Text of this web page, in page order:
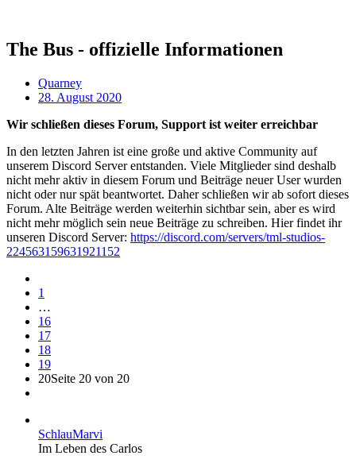
The Bus - offizielle Informationen
Quarney
28. August 2020
Wir schließen dieses Forum, Support ist weiter erreichbar
In den letzten Jahren ist eine große und aktive Community auf
unserem Discord Server entstanden. Viele Mitglieder sind deshalb
nicht mehr aktiv in diesem Forum und Beiträge neuer User wurden
nicht oder nur spät beantwortet. Daher schließen wir ab sofort dieses
Forum. Alte Beiträge werden weiterhin sichtbar sein, aber es wird
nicht mehr möglich sein neue Beiträge zu schreiben. Hier findet ihr
unseren Discord Server: https://discord.com/servers/tml-studios-
224563159631921152
1
…
16
17
18
19
20Seite 20 von 20
SchlauMarvi
Im Leben des Carlos